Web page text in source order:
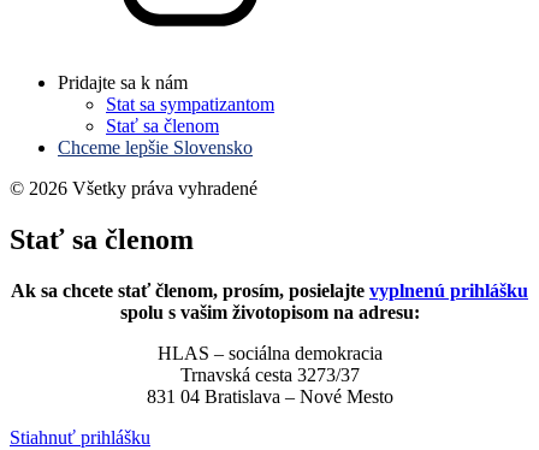
Pridajte sa k nám
Stat sa sympatizantom
Stať sa členom
Chceme lepšie Slovensko
© 2026 Všetky práva vyhradené
Stať sa členom
Ak sa chcete stať členom, prosím, posielajte vyplnenú prihlášku
spolu s vašim životopisom na adresu:
HLAS – sociálna demokracia
Trnavská cesta 3273/37
831 04 Bratislava – Nové Mesto
Stiahnuť prihlášku